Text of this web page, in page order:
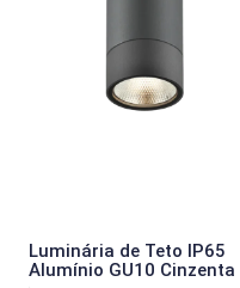
Luminária de Teto IP65
Alumínio GU10 Cinzenta